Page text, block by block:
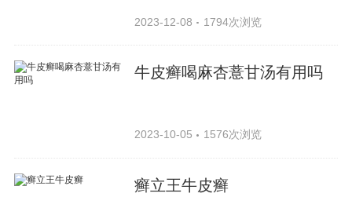
2023-12-08 1794次浏览
牛皮癣喝麻杏薏甘汤有用吗
2023-10-05 1576次浏览
癣立王牛皮癣